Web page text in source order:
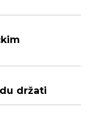
držati